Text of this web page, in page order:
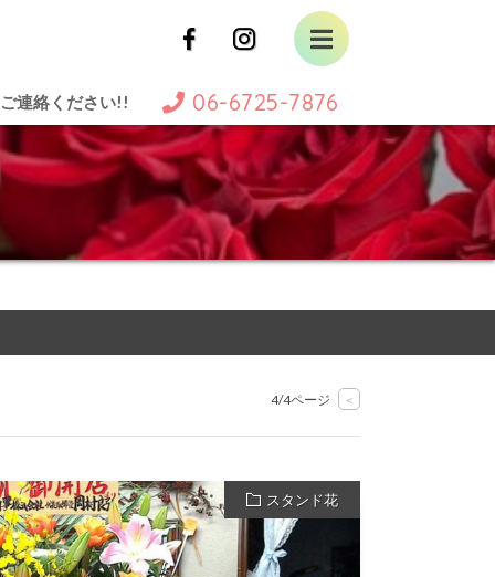
連絡ください!! 06-6725-7876
4/4ページ <
スタンド花